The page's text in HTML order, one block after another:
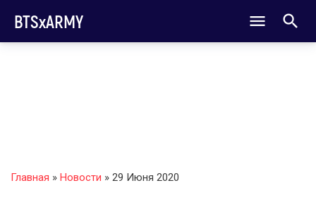
BTSxARMY
Главная » Новости » 29 Июня 2020